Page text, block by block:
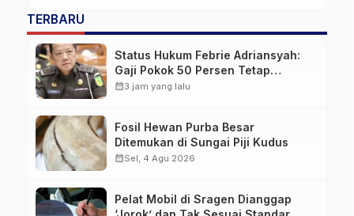
TERBARU
Status Hukum Febrie Adriansyah:
Gaji Pokok 50 Persen Tetap
Mengalir, Tunjangan Disetop
calendar_month3 jam yang lalu
Fosil Hewan Purba Besar
Ditemukan di Sungai Piji Kudus
calendar_monthSel, 4 Agu 2026
Pelat Mobil di Sragen Dianggap